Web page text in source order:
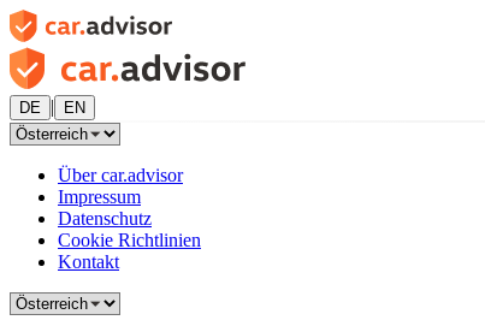
DE | EN
Über car.advisor
Impressum
Datenschutz
Cookie Richtlinien
Kontakt